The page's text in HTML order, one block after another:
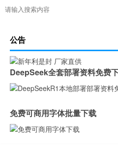
公告
DeepSeek全套部署资料免费
免费可商用字体批量下载